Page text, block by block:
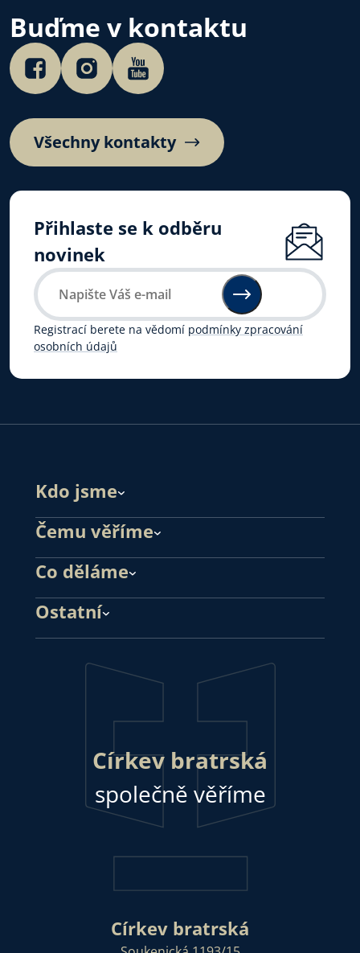
Buďme v kontaktu
Všechny kontakty
Přihlaste se k odběru
novinek
Registrací berete na vědomí podmínky zpracování
osobních údajů
Kdo jsme
Čemu věříme
Co děláme
Ostatní
Církev bratrská
společně věříme
Církev bratrská